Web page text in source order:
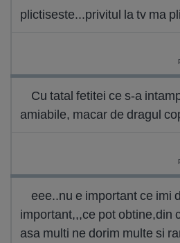
plictiseste...privitul la tv ma
Cu tatal fetitei ce s-a
amiabile, macar de dragul
eee..nu e important ce imi
important,,,ce pot obtine,din
asa multi ne dorim multe si